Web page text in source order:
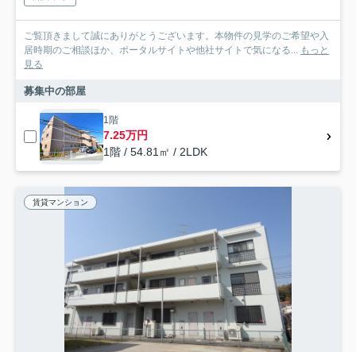
ご覧頂きまして誠にありがとうございます。本物件の見学のご希望や入
居時期のご相談ほか、ポータルサイトや他社サイトで気になる... もっと
見る
募集中の部屋
1階
7.25万円
1階 / 54.81㎡ / 2LDK
賃貸マンション